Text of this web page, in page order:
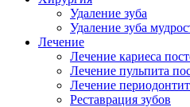
Удаление зуба
Удаление зуба
Лечение
Лечение кариеса
Лечение пульпита
Лечение
Реставрация зубов